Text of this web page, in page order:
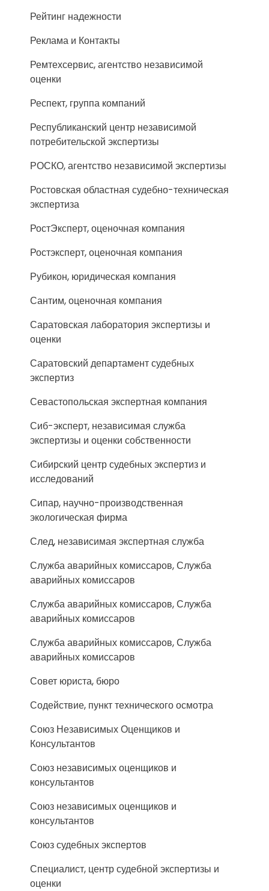
Рейтинг надежности
Реклама и Контакты
Ремтехсервис, агентство независимой
оценки
Респект, группа компаний
Республиканский центр независимой
потребительской экспертизы
РОСКО, агентство независимой экспертизы
Ростовская областная судебно-техническая
экспертиза
РостЭксперт, оценочная компания
Ростэксперт, оценочная компания
Рубикон, юридическая компания
Сантим, оценочная компания
Саратовская лаборатория экспертизы и
оценки
Саратовский департамент судебных
экспертиз
Севастопольская экспертная компания
Сиб-эксперт, независимая служба
экспертизы и оценки собственности
Сибирский центр судебных экспертиз и
исследований
Сипар, научно-производственная
экологическая фирма
След, независимая экспертная служба
Служба аварийных комиссаров, Служба
аварийных комиссаров
Служба аварийных комиссаров, Служба
аварийных комиссаров
Служба аварийных комиссаров, Служба
аварийных комиссаров
Совет юриста, бюро
Содействие, пункт технического осмотра
Союз Независимых Оценщиков и
Консультантов
Союз независимых оценщиков и
консультантов
Союз независимых оценщиков и
консультантов
Союз судебных экспертов
Специалист, центр судебной экспертизы и
оценки